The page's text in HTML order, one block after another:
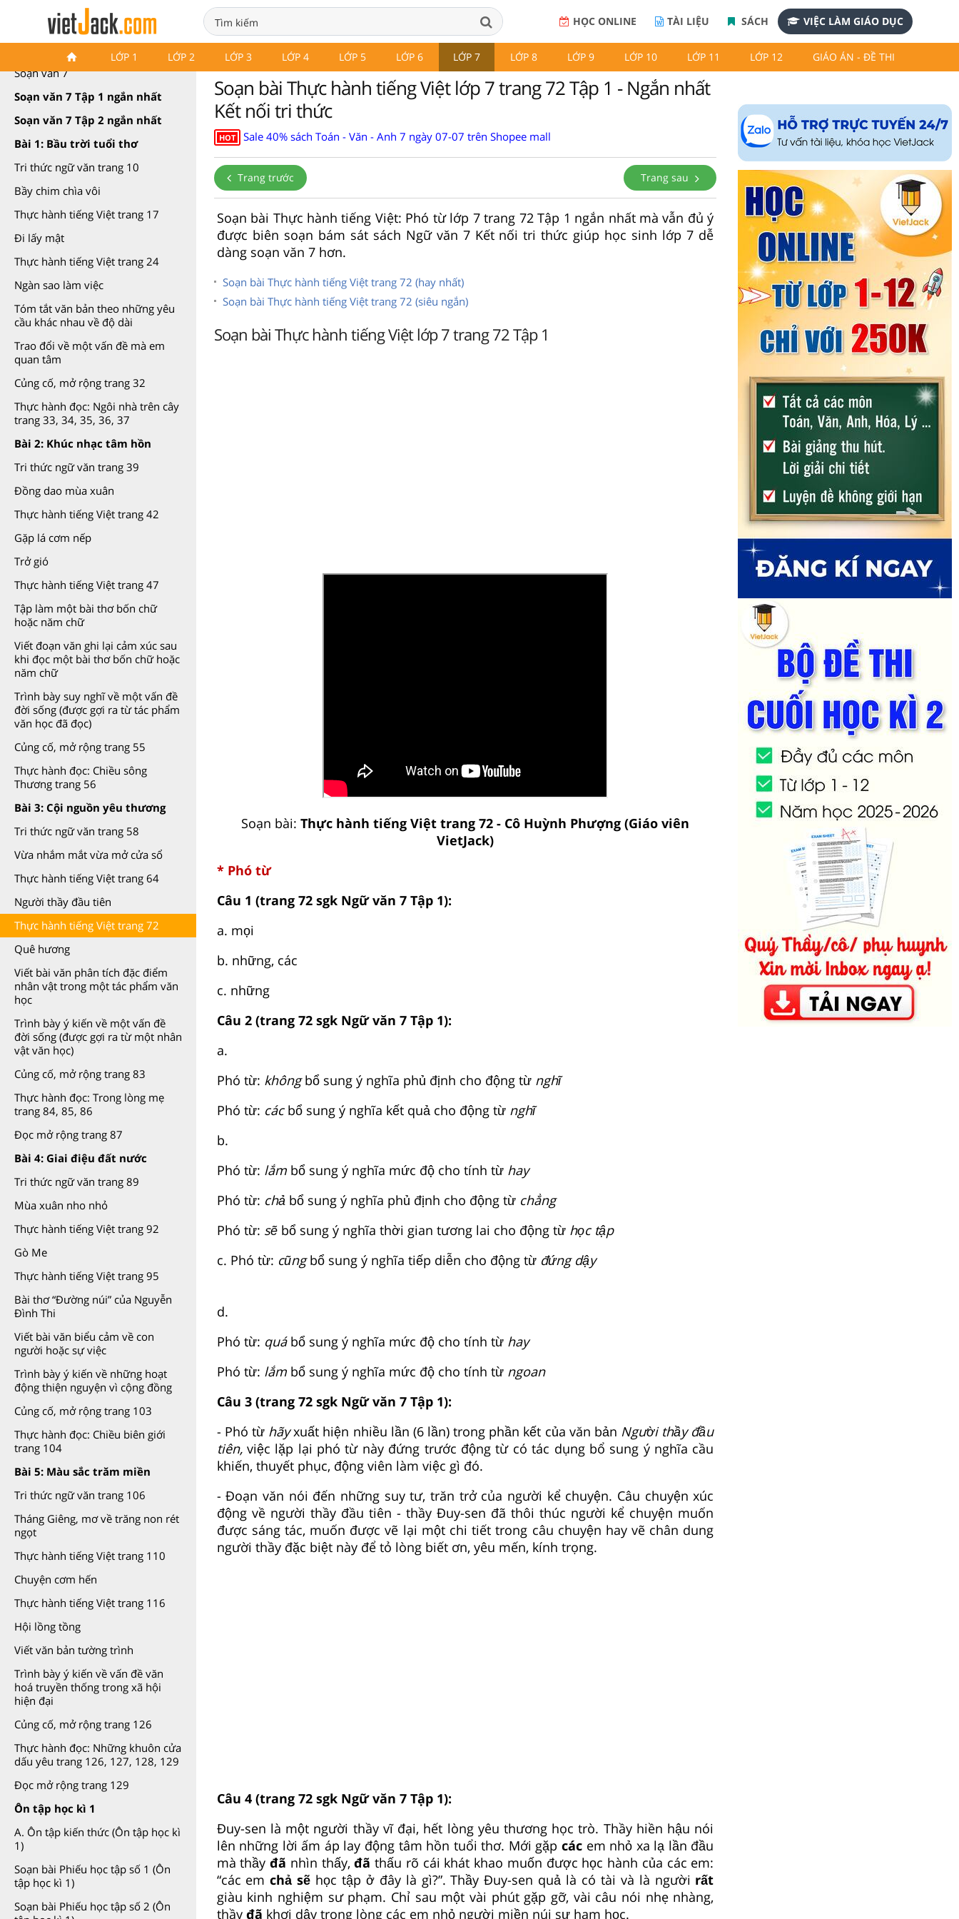
HỌC ONLINE TÀI LIỆU SÁCH VIỆC LÀM GIÁO DỤC
LỚP 1 LỚP 2 LỚP 3 LỚP 4 LỚP 5 LỚP 6 LỚP 7 LỚP 8 LỚP 9 LỚP 10 LỚP 11 LỚP 12 GIÁO ÁN - ĐỀ THI
Soạn văn 7 Kết nối tri thức
Soạn văn 7
Soạn văn 7 Tập 1 ngắn nhất
Soạn văn 7 Tập 2 ngắn nhất
Bài 1: Bầu trời tuổi thơ
Tri thức ngữ văn trang 10
Bầy chim chìa vôi
Thực hành tiếng Việt trang 17
Đi lấy mật
Thực hành tiếng Việt trang 24
Ngàn sao làm việc
Tóm tắt văn bản theo những yêu
cầu khác nhau về độ dài
Trao đổi về một vấn đề mà em
quan tâm
Củng cố, mở rộng trang 32
Thực hành đọc: Ngôi nhà trên cây
trang 33, 34, 35, 36, 37
Bài 2: Khúc nhạc tâm hồn
Tri thức ngữ văn trang 39
Đồng dao mùa xuân
Thực hành tiếng Việt trang 42
Gặp lá cơm nếp
Trở gió
Thực hành tiếng Việt trang 47
Tập làm một bài thơ bốn chữ
hoặc năm chữ
Viết đoạn văn ghi lại cảm xúc sau
khi đọc một bài thơ bốn chữ hoặc
năm chữ
Trình bày suy nghĩ về một vấn đề
đời sống (được gợi ra từ tác phẩm
văn học đã đọc)
Củng cố, mở rộng trang 55
Thực hành đọc: Chiều sông
Thương trang 56
Bài 3: Cội nguồn yêu thương
Tri thức ngữ văn trang 58
Vừa nhắm mắt vừa mở cửa sổ
Thực hành tiếng Việt trang 64
Người thầy đầu tiên
Thực hành tiếng Việt trang 72
Quê hương
Viết bài văn phân tích đặc điểm
nhân vật trong một tác phẩm văn
học
Trình bày ý kiến về một vấn đề
đời sống (được gợi ra từ một nhân
vật văn học)
Củng cố, mở rộng trang 83
Thực hành đọc: Trong lòng mẹ
trang 84, 85, 86
Đọc mở rộng trang 87
Bài 4: Giai điệu đất nước
Tri thức ngữ văn trang 89
Mùa xuân nho nhỏ
Thực hành tiếng Việt trang 92
Gò Me
Thực hành tiếng Việt trang 95
Bài thơ “Đường núi” của Nguyễn
Đình Thi
Viết bài văn biểu cảm về con
người hoặc sự việc
Trình bày ý kiến về những hoạt
động thiện nguyện vì cộng đồng
Củng cố, mở rộng trang 103
Thực hành đọc: Chiều biên giới
trang 104
Bài 5: Màu sắc trăm miền
Tri thức ngữ văn trang 106
Tháng Giêng, mơ về trăng non rét
ngọt
Thực hành tiếng Việt trang 110
Chuyện cơm hến
Thực hành tiếng Việt trang 116
Hội lồng tồng
Viết văn bản tường trình
Trình bày ý kiến về vấn đề văn
hoá truyền thống trong xã hội
hiện đại
Củng cố, mở rộng trang 126
Thực hành đọc: Những khuôn cửa
dấu yêu trang 126, 127, 128, 129
Đọc mở rộng trang 129
Ôn tập học kì 1
A. Ôn tập kiến thức (Ôn tập học kì
1)
Soạn bài Phiếu học tập số 1 (Ôn
tập học kì 1)
Soạn bài Phiếu học tập số 2 (Ôn
Soạn bài Thực hành tiếng Việt lớp 7 trang 72 Tập 1 - Ngắn nhất
Kết nối tri thức
HOT Sale 40% sách Toán - Văn - Anh 7 ngày 07-07 trên Shopee mall
Trang trước Trang sau
Soạn bài Thực hành tiếng Việt: Phó từ lớp 7 trang 72 Tập 1 ngắn nhất mà vẫn đủ ý
được biên soạn bám sát sách Ngữ văn 7 Kết nối tri thức giúp học sinh lớp 7 dễ
dàng soạn văn 7 hơn.
Soạn bài Thực hành tiếng Việt trang 72 (hay nhất)
Soạn bài Thực hành tiếng Việt trang 72 (siêu ngắn)
Soạn bài Thực hành tiếng Việt lớp 7 trang 72 Tập 1
Soạn bài: Thực hành tiếng Việt trang 72 - Cô Huỳnh Phượng (Giáo viên
VietJack)
* Phó từ
Câu 1 (trang 72 sgk Ngữ văn 7 Tập 1):
a. mọi
b. những, các
c. những
Câu 2 (trang 72 sgk Ngữ văn 7 Tập 1):
a.
Phó từ: khôngbổ sung ý nghĩa phủ định cho động từ nghĩ
Phó từ: cácbổ sung ý nghĩa kết quả cho động từ nghĩ
b.
Phó từ: lắm bổ sung ý nghĩa mức độ cho tính từ hay
Phó từ: chả bổ sung ý nghĩa phủ định cho động từ chẳng
Phó từ: sẽbổ sung ý nghĩa thời gian tương lai cho động từ học tập
c. Phó từ: cũngbổ sung ý nghĩa tiếp diễn cho động từ đứng dậy
d.
Phó từ: quábổ sung ý nghĩa mức độ cho tính từ hay
Phó từ: lắm bổ sung ý nghĩa mức độ cho tính từ ngoan
Câu 3 (trang 72 sgk Ngữ văn 7 Tập 1):
- Phó từ hãyxuất hiện nhiều lần (6 lần) trong phần kết của văn bản Người thầy đầu
tiên,việc lặp lại phó từ này đứng trước động từ có tác dụng bổ sung ý nghĩa cầu
khiến, thuyết phục, động viên làm việc gì đó.
- Đoạn văn nói đến những suy tư, trăn trở của người kể chuyện. Câu chuyện xúc
động về người thầy đầu tiên - thầy Đuy-sen đã thôi thúc người kể chuyện muốn
được sáng tác, muốn được vẽ lại một chi tiết trong câu chuyện hay vẽ chân dung
người thầy đặc biệt này để tỏ lòng biết ơn, yêu mến, kính trọng.
Câu 4 (trang 72 sgk Ngữ văn 7 Tập 1):
Đuy-sen là một người thầy vĩ đại, hết lòng yêu thương học trò. Thầy hiền hậu nói
lên những lời ấm áp lay động tâm hồn tuổi thơ. Mới gặp các em nhỏ xa lạ lần đầu
mà thầyđã nhìn thấy,đã thấu rõ cái khát khao muốn được học hành của các em:
“các emchả sẽ học tập ở đây là gì?”. Thầy Đuy-sen quả là có tài và là người rất
giàu kinh nghiệm sư phạm. Chỉ sau một vài phút gặp gỡ, vài câu nói nhẹ nhàng,
thầy đã khơi dậy trong lòng các em nhỏ người miền núi sự ham học.